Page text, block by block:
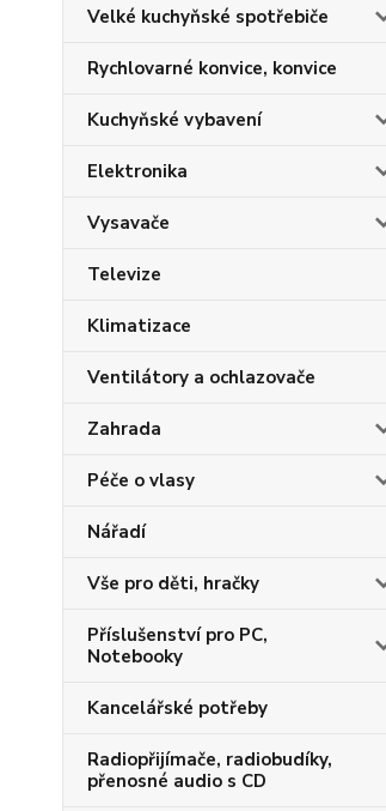
Velké kuchyňské spotřebiče
Rychlovarné konvice, konvice
Kuchyňské vybavení
Elektronika
Vysavače
Televize
Klimatizace
Ventilátory a ochlazovače
Zahrada
Péče o vlasy
Nářadí
Vše pro děti, hračky
Příslušenství pro PC,
Notebooky
Kancelářské potřeby
Radiopřijímače, radiobudíky,
přenosné audio s CD